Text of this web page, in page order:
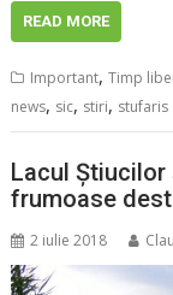
READ MORE
Important,Timp
news, sic, stiri, stufaris
Lacul Ştiucilor
frumoase
2 iulie 2018